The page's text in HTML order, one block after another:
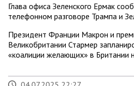
Глава офиса Зеленского Ермак
телефонном разговоре Трампа и
Президент Франции Макрон и
Великобритании Стармер
«коалиции желающих» в Британии